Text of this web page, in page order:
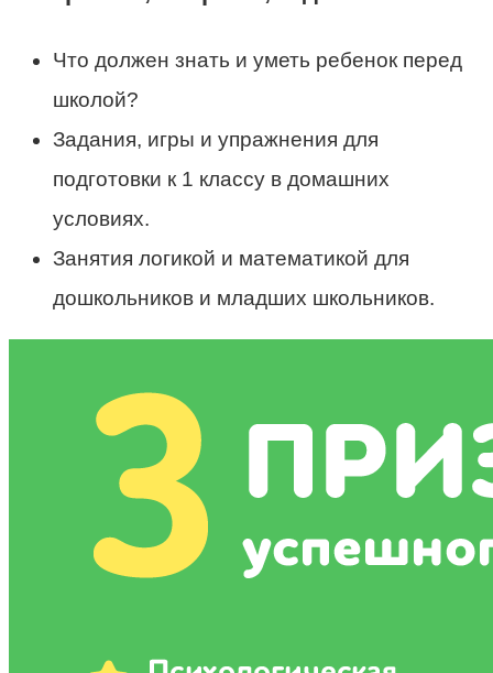
Что должен знать и уметь ребенок перед
школой?
Задания, игры и упражнения для
подготовки к 1 классу в домашних
условиях.
Занятия логикой и математикой для
дошкольников и младших школьников.